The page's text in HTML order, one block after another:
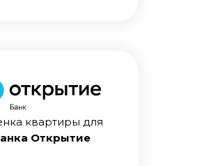
квартиры для
Открытие